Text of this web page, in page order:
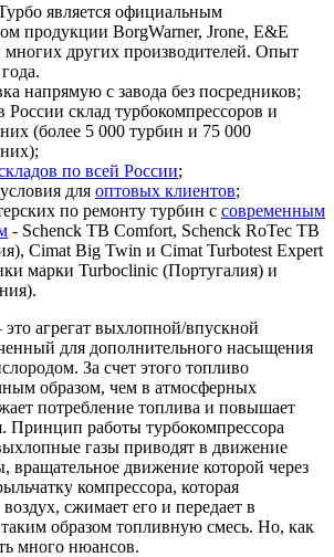
является официальным
продукции BorgWarner, Jrone, E&E
многих других производителей. Опыт
напрямую с завода без посредников;
склад турбокомпрессоров и
(более 5 000 турбин и 75 000
по всей России;
для оптовых клиентов;
по ремонту турбин с современным
- Schenck TB Comfort, Schenck RoTec TB
Cimat Big Twin и Cimat Turbotest Expert
марки Turboclinic (Португалия) и
агрегат выхлопной/впускной
для дополнительного насыщения
За счет этого топливо
образом, чем в атмосферных
потребление топлива и повышает
Принцип работы турбокомпрессора
газы приводят в движение
вращательное движение которой через
компрессора, которая
сжимает его и передает в
образом топливную смесь. Но, как
много нюансов.